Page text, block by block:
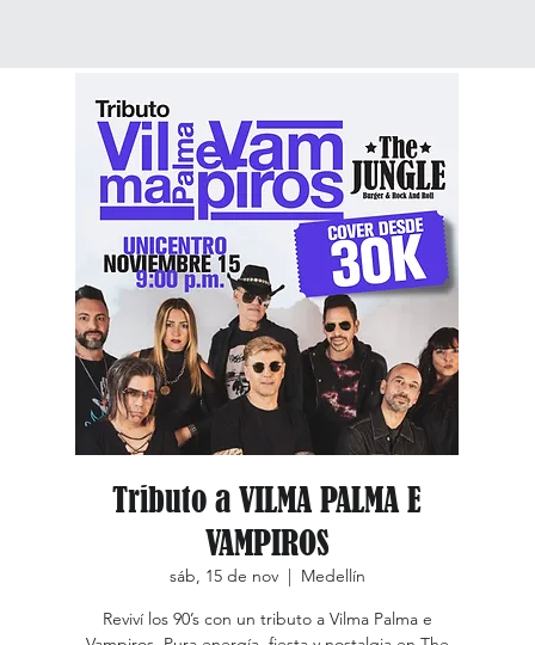
Tributo a VILMA PALMA E
VAMPIROS
sáb, 15 de nov
  |
Medellín
Reviví los 90’s con un tributo a Vilma Palma e